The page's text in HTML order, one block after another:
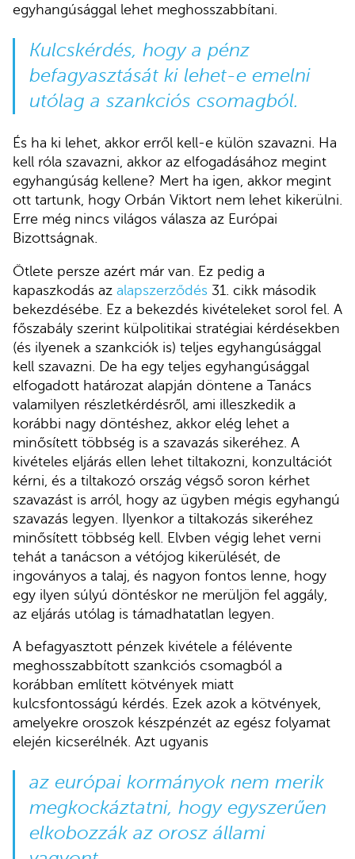
egyhangúsággal lehet meghosszabbítani.
Kulcskérdés, hogy a pénz
befagyasztását ki lehet-e emelni
utólag a szankciós csomagból.
És ha ki lehet, akkor erről kell-e külön szavazni. Ha
kell róla szavazni, akkor az elfogadásához megint
egyhangúság kellene? Mert ha igen, akkor megint
ott tartunk, hogy Orbán Viktort nem lehet kikerülni.
Erre még nincs világos válasza az Európai
Bizottságnak.
Ötlete persze azért már van. Ez pedig a
kapaszkodás az alapszerződés 31. cikk második
bekezdésébe. Ez a bekezdés kivételeket sorol fel. A
főszabály szerint külpolitikai stratégiai kérdésekben
(és ilyenek a szankciók is) teljes egyhangúsággal
kell szavazni. De ha egy teljes egyhangúsággal
elfogadott határozat alapján döntene a Tanács
valamilyen részletkérdésről, ami illeszkedik a
korábbi nagy döntéshez, akkor elég lehet a
minősített többség is a szavazás sikeréhez. A
kivételes eljárás ellen lehet tiltakozni, konzultációt
kérni, és a tiltakozó ország végső soron kérhet
szavazást is arról, hogy az ügyben mégis egyhangú
szavazás legyen. Ilyenkor a tiltakozás sikeréhez
minősített többség kell. Elvben végig lehet verni
tehát a tanácson a vétójog kikerülését, de
ingoványos a talaj, és nagyon fontos lenne, hogy
egy ilyen súlyú döntéskor ne merüljön fel aggály,
az eljárás utólag is támadhatatlan legyen.
A befagyasztott pénzek kivétele a félévente
meghosszabbított szankciós csomagból a
korábban említett kötvények miatt
kulcsfontosságú kérdés. Ezek azok a kötvények,
amelyekre oroszok készpénzét az egész folyamat
elején kicserélnék. Azt ugyanis
az európai kormányok nem merik
megkockáztatni, hogy egyszerűen
elkobozzák az orosz állami